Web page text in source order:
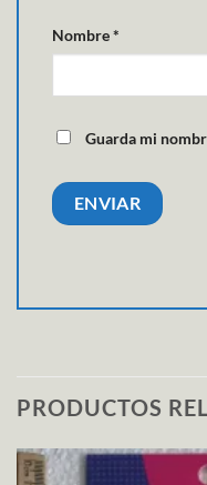
Nombre*
Guarda mi
PRODUCTOS